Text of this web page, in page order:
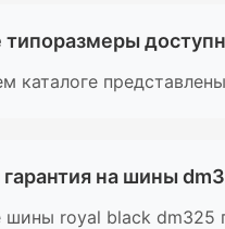
типоразмеры
каталоге
гарантия на шины
шины royal black dm325